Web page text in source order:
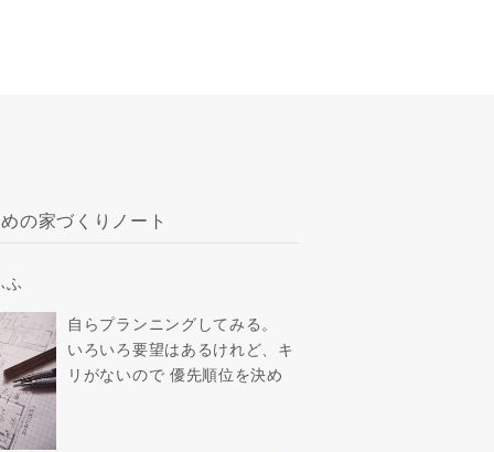
の家づくりノート
ふ
自らプランニングしてみる。
いろいろ要望はあるけれど、キ
リがないので 優先順位を決め